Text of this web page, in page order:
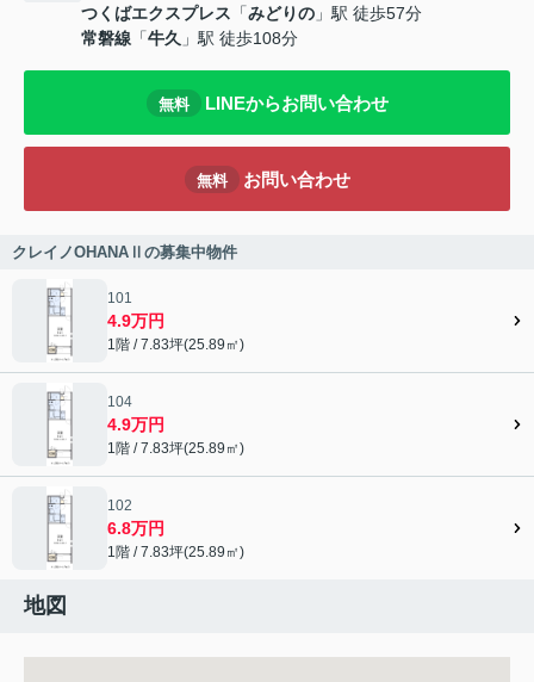
つくばエクスプレス 「みどりの 」駅 徒歩57分
常磐線 「牛久 」駅 徒歩108分
無料 LINEからお問い合わせ
無料 お問い合わせ
クレイノOHANAⅡの募集中物件
101
4.9万円
1階 / 7.83坪(25.89㎡)
104
4.9万円
1階 / 7.83坪(25.89㎡)
102
6.8万円
1階 / 7.83坪(25.89㎡)
地図